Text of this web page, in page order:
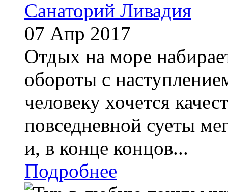
Cанаторий Ливадия
07 Апр 2017
Отдых на море
обороты с
человеку хочется
повседневной суеты
и, в конце концов...
Подробнее